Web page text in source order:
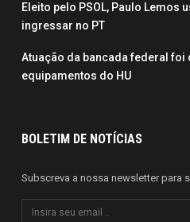
Eleito pelo PSOL, Paulo Lemos
ingressar no PT
Atuação da bancada federal
equipamentos do HU
BOLETIM DE NOTÍCIAS
Subscreva a nossa newsletter para